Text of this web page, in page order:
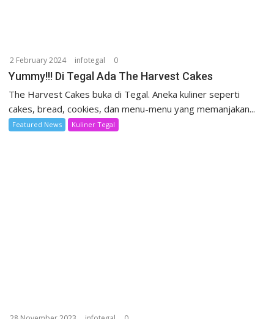
2 February 2024 infotegal 0
Yummy!!! Di Tegal Ada The Harvest Cakes
The Harvest Cakes buka di Tegal. Aneka kuliner seperti
cakes, bread, cookies, dan menu-menu yang memanjakan...
Featured News Kuliner Tegal